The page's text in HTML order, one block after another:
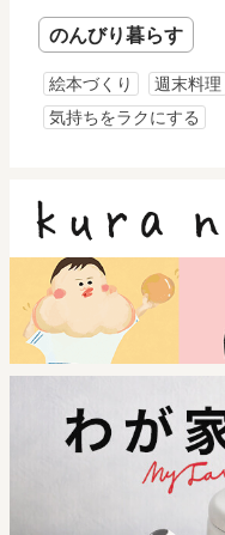
のんびり暮らす
絵本づくり 週末料理
気持ちをラクにする